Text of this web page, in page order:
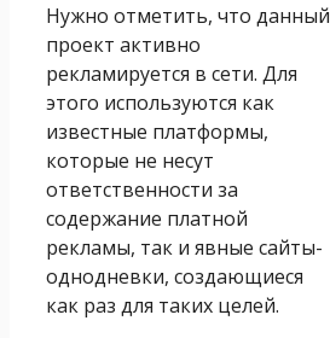
Нужно отметить, что данный
проект активно
рекламируется в сети. Для
этого используются как
известные платформы,
которые не несут
ответственности за
содержание платной
рекламы, так и явные сайты-
однодневки, создающиеся
как раз для таких целей.